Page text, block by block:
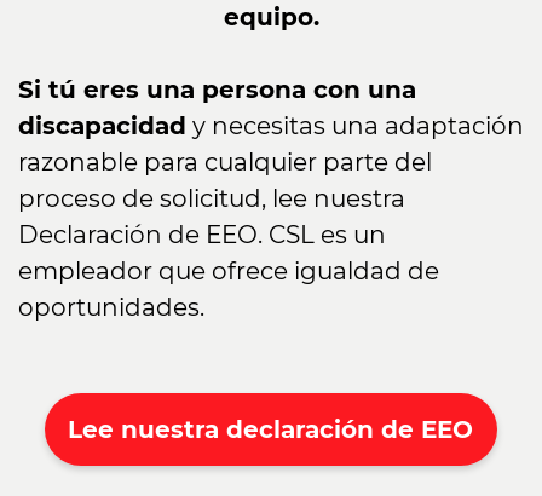
equipo.
Si tú eres una persona con una
discapacidad y necesitas una adaptación
razonable para cualquier parte del
proceso de solicitud, lee nuestra
Declaración de EEO. CSL es un
empleador que ofrece igualdad de
oportunidades.
Lee nuestra declaración de EEO